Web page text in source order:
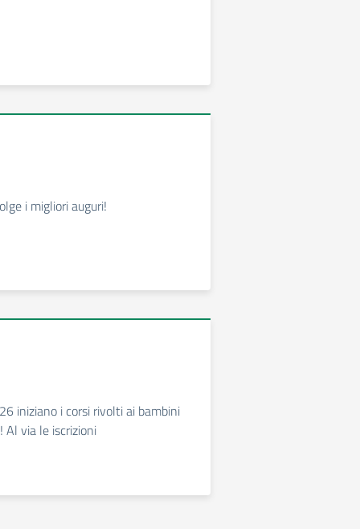
i migliori auguri!
iniziano i corsi rivolti ai bambini
Al via le iscrizioni